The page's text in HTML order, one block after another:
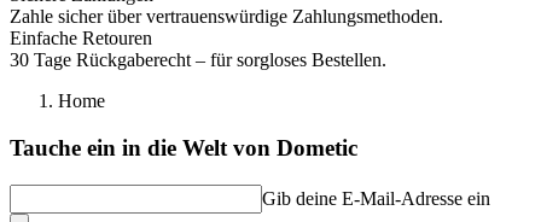
Zahle sicher über vertrauenswürdige Zahlungsmethoden.
Einfache Retouren
30 Tage Rückgaberecht – für sorgloses Bestellen.
Home
Tauche ein in die Welt von Dometic
Gib deine E-Mail-Adresse ein